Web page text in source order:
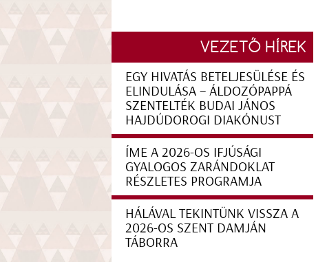
VEZETŐ HÍREK
EGY HIVATÁS BETELJESÜLÉSE ÉS
ELINDULÁSA – ÁLDOZÓPAPPÁ
SZENTELTÉK BUDAI JÁNOS
HAJDÚDOROGI DIAKÓNUST
ÍME A 2026-OS IFJÚSÁGI
GYALOGOS ZARÁNDOKLAT
RÉSZLETES PROGRAMJA
HÁLÁVAL TEKINTÜNK VISSZA A
2026-OS SZENT DAMJÁN
TÁBORRA